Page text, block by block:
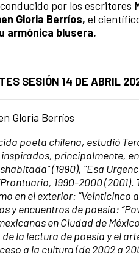
por los escritores
Gloria Berríos, el
armónica blusera.
SESIÓN 14 DE ABRIL
Gloria Berríos
poeta chilena, estudió
principalmente,
(1990), “Esa
1990-2000
en el exterior: “Veinticinco
y encuentros de poesía:
en Ciudad de
la lectura de poesía y el
a la cultura (de 2002 a